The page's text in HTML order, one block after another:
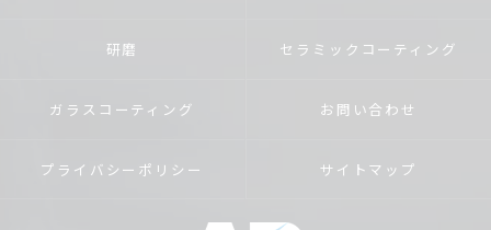
研磨 セラミックコーティング
ガラスコーティング お問い合わせ
プライバシーポリシー サイトマップ